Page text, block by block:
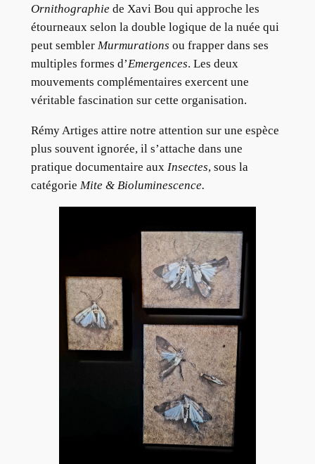
Ornithographie de Xavi Bou qui approche les
étourneaux selon la double logique de la nuée qui
peut sembler Murmurations ou frapper dans ses
multiples formes d’Emergences. Les deux
mouvements complémentaires exercent une
véritable fascination sur cette organisation.
Rémy Artiges attire notre attention sur une espèce
plus souvent ignorée, il s’attache dans une
pratique documentaire aux Insectes, sous la
catégorie Mite & Bioluminescence.